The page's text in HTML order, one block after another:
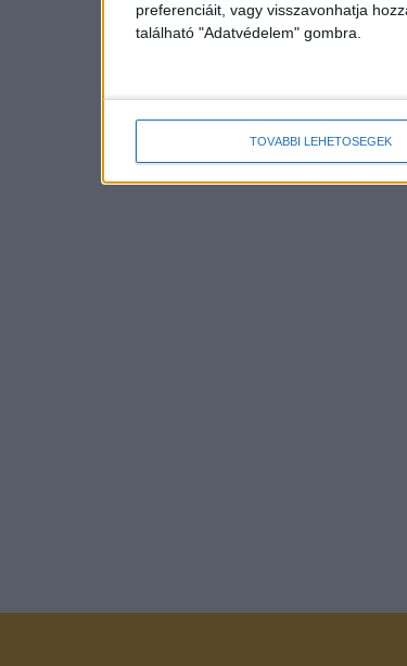
preferenciáit, vagy visszavonhatja
található "Adatvédelem" gombra.
TOVÁBBI LEHETŐSÉGEK